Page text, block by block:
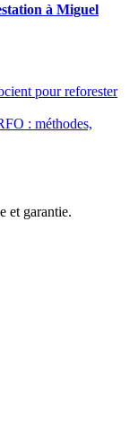
à Miguel
pour reforester
: méthodes,
et garantie.